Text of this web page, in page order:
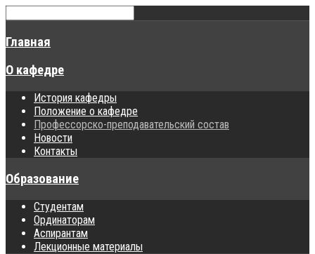
Главная
О кафедре
История кафедры
Положение о кафедре
Профессорско-преподавательский состав
Новости
Контакты
Образование
Студентам
Ординаторам
Аспирантам
Лекционные материалы